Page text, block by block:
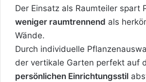
Der Einsatz als Raumteiler spart
weniger raumtrennend als
Wände.
Durch individuelle
der vertikale Garten perfekt auf
persönlichen Einrichtungsstil